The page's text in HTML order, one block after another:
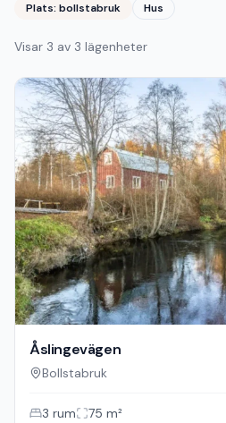
Plats: bollstabruk Hus
Visar 3 av 3 lägenheter
Åslingevägen
Bollstabruk
3 rum 75 m²